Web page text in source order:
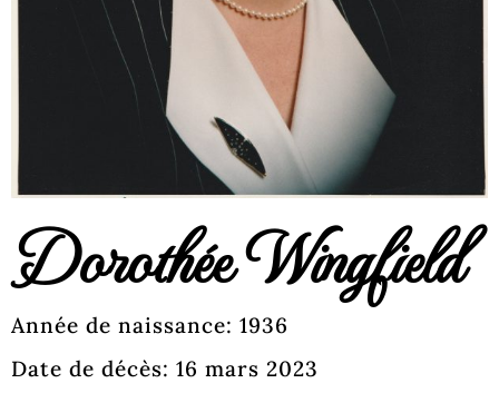
Dorothée Wingfield
Année de naissance: 1936
Date de décès: 16 mars 2023